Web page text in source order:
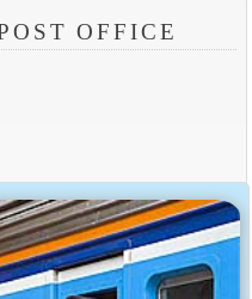
OFFICE